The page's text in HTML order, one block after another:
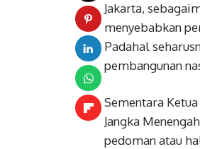
Jakarta,
menyebabkan
Padahal
pembangunan
Sementara
Jangka
pedoman atau